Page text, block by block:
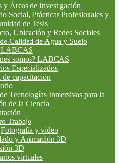
y Áreas de Investigación
Social, Prácticas Profesionales y
de Tesis
Ubicación y Redes Sociales
Calidad de Agua y Suelo
somos? LABCAS
Especializados
de capacitación
Tecnologías Inmersivas para la
de la Ciencia
Trabajo
Fotografía y video
y Animación 3D
3D
virtuales